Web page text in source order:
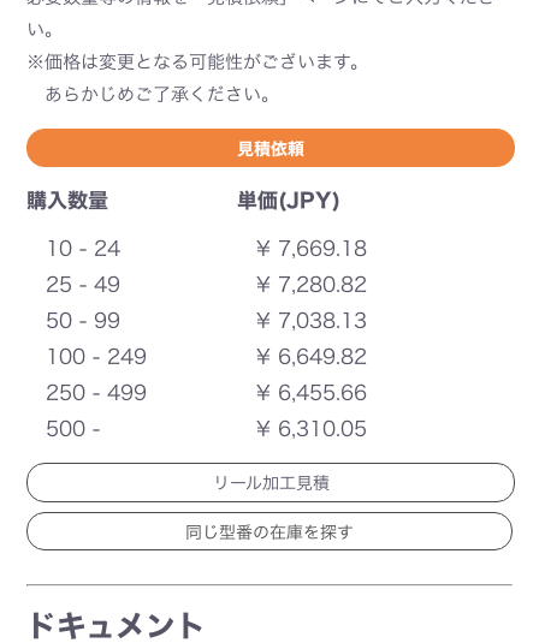
い。
※価格は変更となる可能性がございます。
あらかじめご了承ください。
見積依頼
購入数量 単価(JPY)
10 - 24
¥ 7,669.18
25 - 49
¥ 7,280.82
50 - 99
¥ 7,038.13
100 - 249
¥ 6,649.82
250 - 499
¥ 6,455.66
500 -
¥ 6,310.05
リール加工見積
ドキュメント